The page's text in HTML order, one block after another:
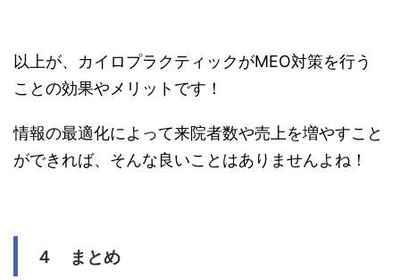
以上が、カイロプラクティックがMEO対策を行う
ことの効果やメリットです！
情報の最適化によって来院者数や売上を増やすこと
ができれば、そんな良いことはありませんよね！
４ まとめ